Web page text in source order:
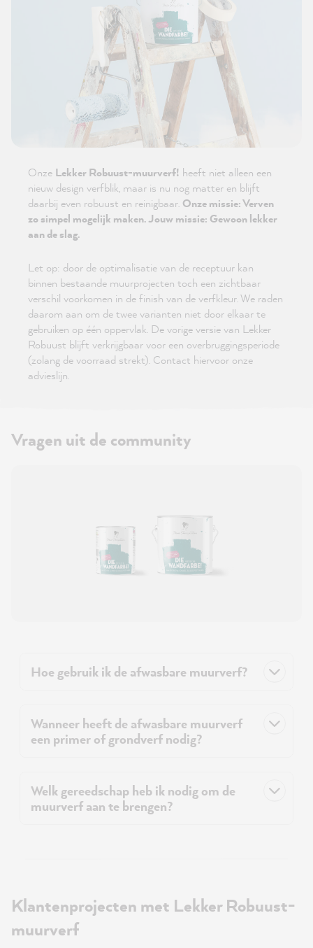
Onze Lekker Robuust-muurverf! heeft niet alleen een
nieuw design verfblik, maar is nu nog matter en blijft
daarbij even robuust en reinigbaar. Onze missie: Verven
zo simpel mogelijk maken. Jouw missie: Gewoon lekker
aan de slag.
Let op: door de optimalisatie van de receptuur kan
binnen bestaande muurprojecten toch een zichtbaar
verschil voorkomen in de finish van de verfkleur. We raden
daarom aan om de twee varianten niet door elkaar te
gebruiken op één oppervlak. De vorige versie van Lekker
Robuust blijft verkrijgbaar voor een overbruggingsperiode
(zolang de voorraad strekt). Contact hiervoor onze
advieslijn.
Vragen uit de community
Hoe gebruik ik de afwasbare muurverf?
Wanneer heeft de afwasbare muurverf
een primer of grondverf nodig?
Welk gereedschap heb ik nodig om de
muurverf aan te brengen?
Klantenprojecten met Lekker Robuust-
muurverf